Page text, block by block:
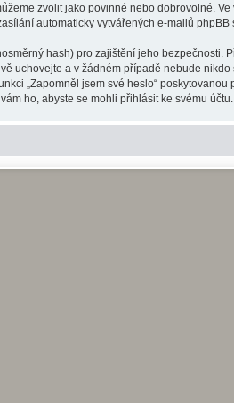
zvolit jako povinné nebo dobrovolné.
automaticky vytvářených e-mailů phpBB
hash) pro zajištění jeho bezpečnosti.
uchovejte a v žádném případě nebude
„Zapomněl jsem své heslo“
ho, abyste se mohli přihlásit ke svému účtu.